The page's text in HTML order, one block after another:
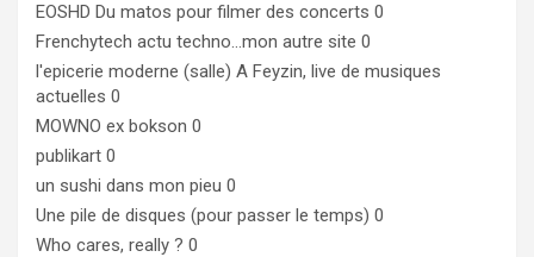
EOSHD Du matos pour filmer des concerts 0
Frenchytech actu techno…mon autre site 0
l'epicerie moderne (salle) A Feyzin, live de musiques
actuelles 0
MOWNO ex bokson 0
publikart 0
un sushi dans mon pieu 0
Une pile de disques (pour passer le temps) 0
Who cares, really ? 0